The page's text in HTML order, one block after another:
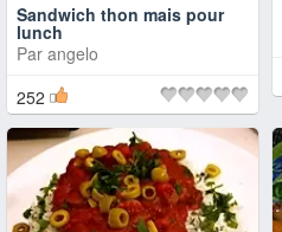
Sandwich thon mais pour
lunch
Par angelo
252